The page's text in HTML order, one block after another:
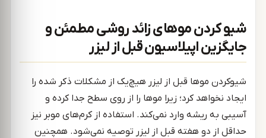
شیو کردن موهای زائد روشی مطمئن و
جایگزین اپیلاسیون قبل از لیزر
شیوکردن موها قبل از لیزر هیچ‌یک از مشکلات ذکر شده را
ایجاد نخواهد کرد؛ زیرا موها را از روی سطح جدا کرده و
آسیبی به ریشه وارد نمی‌کند. استفاده از کرم‌های موبر نیز
حداقل از دو هفته قبل از لیزر توصیه نمی‌شود. همچنین